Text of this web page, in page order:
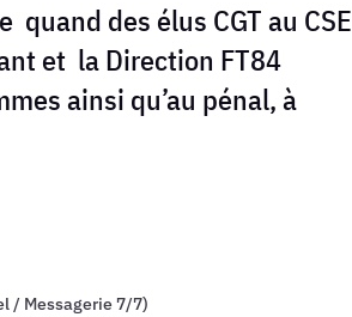
des élus CGT au CSE
et la Direction FT84
ainsi qu’au pénal, à
/ Messagerie 7/7)